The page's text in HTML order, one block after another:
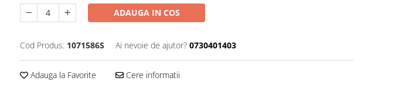
ADAUGA IN COS
Cod Produs: 1071586S Ai nevoie de ajutor? 0730401403
Adauga la Favorite Cere informatii